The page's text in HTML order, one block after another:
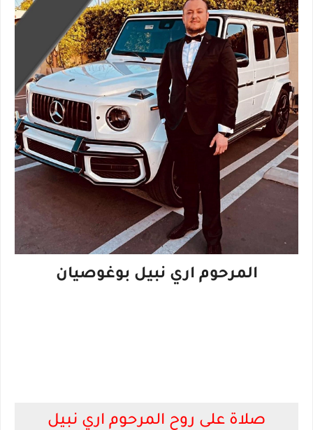
المرحوم اري نبيل بوغوصيان
صلاة على روح المرحوم اري نبيل